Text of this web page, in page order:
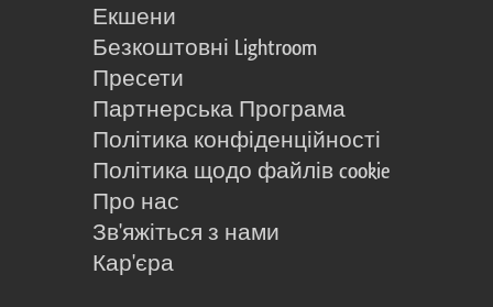
Екшени
Безкоштовні Lightroom
Пресети
Партнерська Програма
Політика конфіденційності
Політика щодо файлів cookie
Про нас
Зв'яжіться з нами
Кар'єра